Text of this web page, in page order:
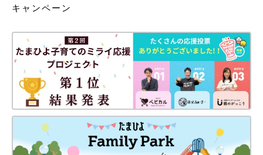
キャンペーン